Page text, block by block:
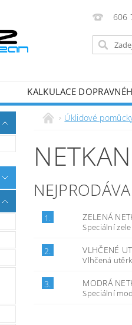
606
KALKULACE
Úklidové
1. ZELENÁ
Speciální
2. VLHČENÉ
Vlhčená
3. MODRÁ
Speciální